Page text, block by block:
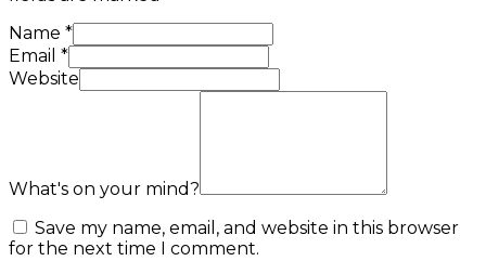
Name *
Email *
Website
What's on your mind?
Save my name, email, and website in this browser
for the next time I comment.